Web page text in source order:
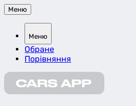
Меню
Меню
Обране
Порівняння